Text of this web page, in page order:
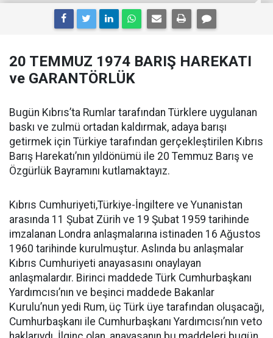
20 TEMMUZ 1974 BARIŞ HAREKATI
ve GARANTÖRLÜK
Bugün Kıbrıs’ta Rumlar tarafından Türklere uygulanan
baskı ve zulmü ortadan kaldırmak, adaya barışı
getirmek için Türkiye tarafından gerçekleştirilen Kıbrıs
Barış Harekatı’nın yıldönümü ile 20 Temmuz Barış ve
Özgürlük Bayramını kutlamaktayız.
Kıbrıs Cumhuriyeti,Türkiye-İngiltere ve Yunanistan
arasında 11 Şubat Zürih ve 19 Şubat 1959 tarihinde
imzalanan Londra anlaşmalarına istinaden 16 Ağustos
1960 tarihinde kurulmuştur. Aslında bu anlaşmalar
Kıbrıs Cumhuriyeti anayasasını onaylayan
anlaşmalardır. Birinci maddede Türk Cumhurbaşkanı
Yardımcısı’nın ve beşinci maddede Bakanlar
Kurulu’nun yedi Rum, üç Türk üye tarafından oluşacağı,
Cumhurbaşkanı ile Cumhurbaşkanı Yardımcısı’nın veto